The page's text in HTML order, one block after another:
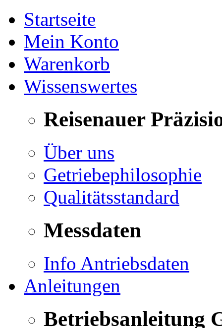
Startseite
Mein Konto
Warenkorb
Wissenswertes
Reisenauer
Über uns
Getriebephilosophie
Qualitätsstandard
Messdaten
Info Antriebsdaten
Anleitungen
Betriebsanleitung